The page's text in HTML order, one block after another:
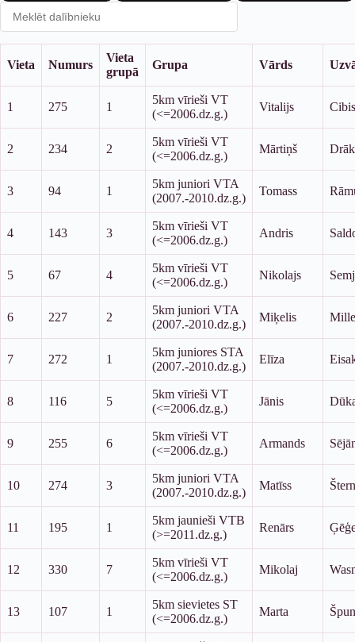
Vieta Numurs
Vieta
grupā
Grupa Vārds
1 275 1
5km vīrieši VT
(<=2006.dz.g.)
Vitalijs
2 234 2
5km vīrieši VT
(<=2006.dz.g.)
Mārtiņš
3 94 1
5km juniori VTA
(2007.-2010.dz.g.)
Tomass
4 143 3
5km vīrieši VT
(<=2006.dz.g.)
Andris
5 67 4
5km vīrieši VT
(<=2006.dz.g.)
Nikolajs
6 227 2
5km juniori VTA
(2007.-2010.dz.g.)
Miķelis
7 272 1
5km juniores STA
(2007.-2010.dz.g.)
Elīza
8 116 5
5km vīrieši VT
(<=2006.dz.g.)
Jānis
9 255 6
5km vīrieši VT
(<=2006.dz.g.)
Armands
10 274 3
5km juniori VTA
(2007.-2010.dz.g.)
Matīss
11 195 1
5km jaunieši VTB
(>=2011.dz.g.)
Renārs
12 330 7
5km vīrieši VT
(<=2006.dz.g.)
Mikolaj
13 107 1
5km sievietes ST
(<=2006.dz.g.)
Marta